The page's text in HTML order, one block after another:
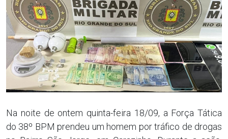
Na noite de ontem quinta-feira 18/09, a Força Tática
do 38º BPM prendeu um homem por tráfico de drogas